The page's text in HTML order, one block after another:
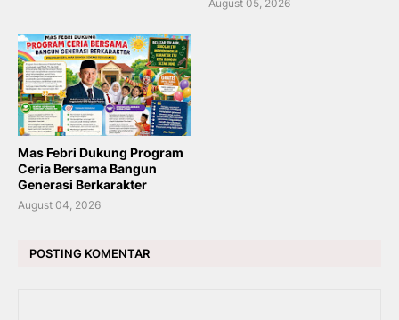
August 05, 2026
Mas Febri Dukung Program
Ceria Bersama Bangun
Generasi Berkarakter
August 04, 2026
POSTING KOMENTAR